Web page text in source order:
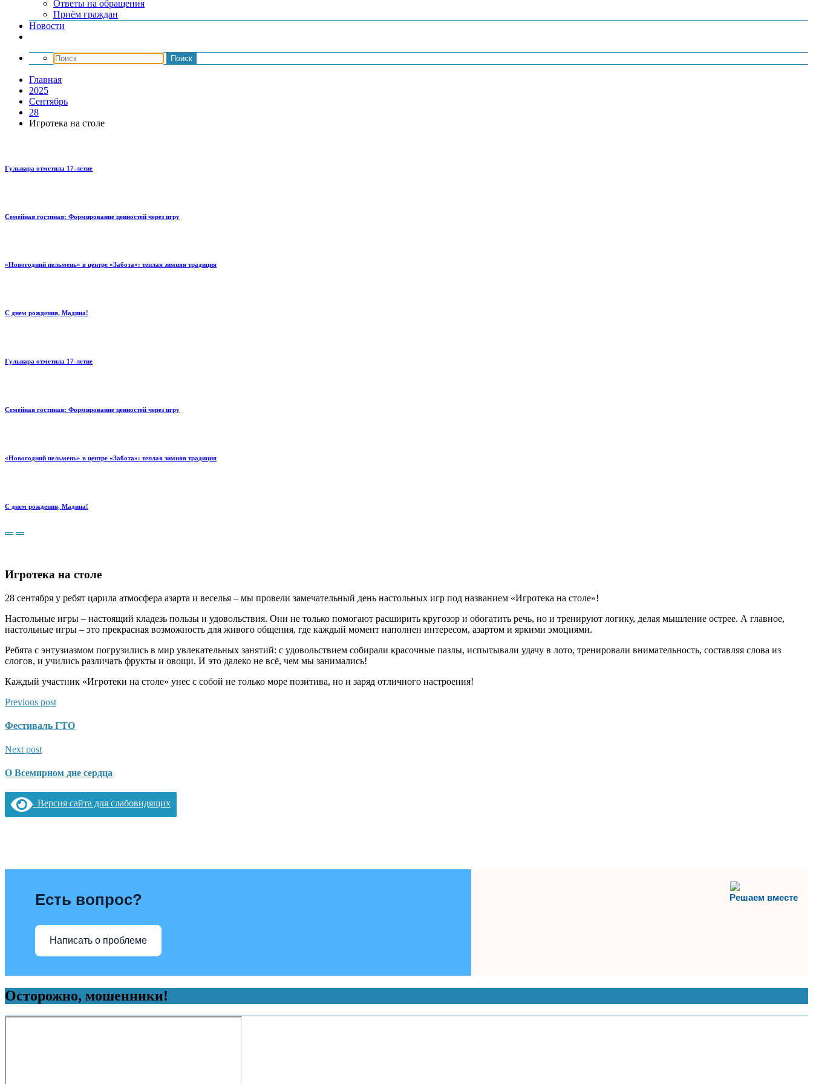
Ответы на обращения
Приём граждан
Новости
Главная
2025
Сентябрь
28
Игротека на столе
Гульнара отметила 17‑летие
Семейная гостиная: Формирование ценностей через игру
«Новогодний пельмень» в центре «Забота»: теплая зимняя традиция
С днем рождения, Мадина!
Гульнара отметила 17‑летие
Семейная гостиная: Формирование ценностей через игру
«Новогодний пельмень» в центре «Забота»: теплая зимняя традиция
С днем рождения, Мадина!
Игротека на столе
28 сентября у ребят царила атмосфера азарта и веселья – мы провели замечательный день настольных игр под названием «Игротека на столе»!
Настольные игры – настоящий кладезь пользы и удовольствия. Они не только помогают расширить кругозор и обогатить речь, но и тренируют логику, делая мышление острее. А главное,
настольные игры – это прекрасная возможность для живого общения, где каждый момент наполнен интересом, азартом и яркими эмоциями.
Ребята с энтузиазмом погрузились в мир увлекательных занятий: с удовольствием собирали красочные пазлы, испытывали удачу в лото, тренировали внимательность, составляя слова из
слогов, и учились различать фрукты и овощи. И это далеко не всё, чем мы занимались!
Каждый участник «Игротеки на столе» унес с собой не только море позитива, но и заряд отличного настроения!
Previous post
Фестиваль ГТО
Next post
О Всемирном дне сердца
Версия сайта для слабовидящих
Решаем вместе
Есть вопрос?
Написать о проблеме
Осторожно, мошенники!